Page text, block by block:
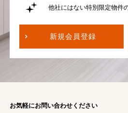
他社にはない特別限定物件
新規会員登録
お気軽にお問い合わせください